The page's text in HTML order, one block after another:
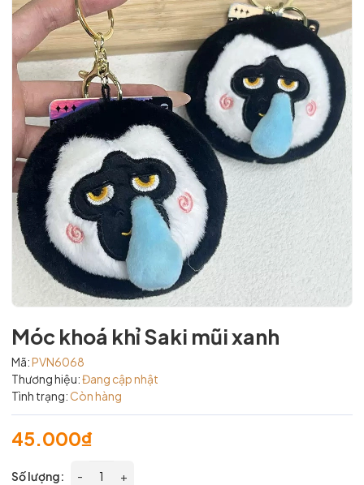
Móc khoá khỉ Saki mũi xanh
Mã:PVN6068
Thương hiệu:Đang cập nhật
Tình trạng:Còn hàng
45.000₫
Số lượng: - +